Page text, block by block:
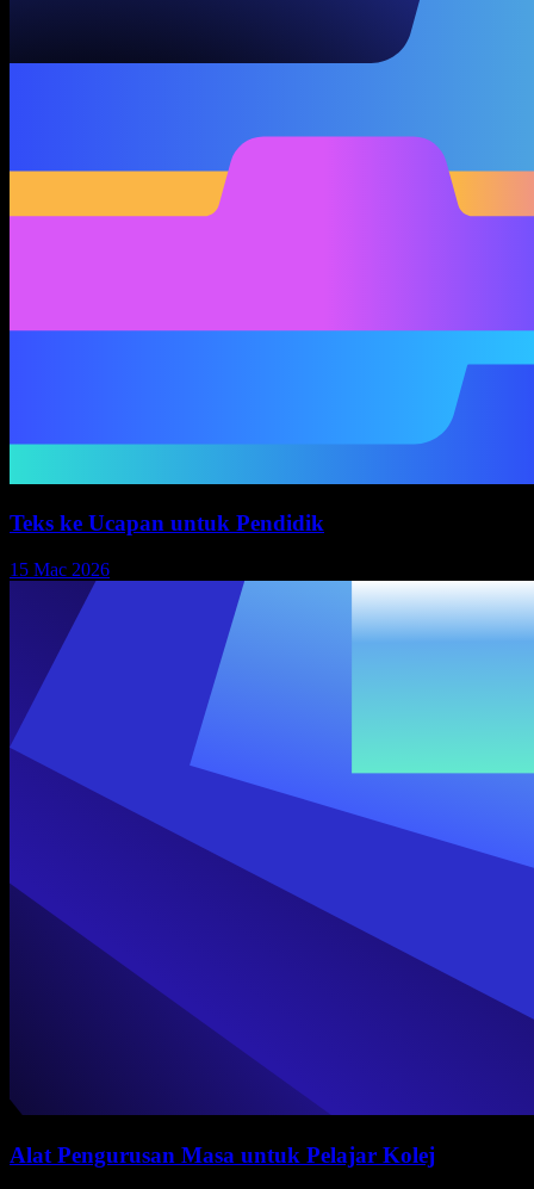
Teks ke Ucapan untuk Pendidik
15 Mac 2026
Alat Pengurusan Masa untuk Pelajar Kolej